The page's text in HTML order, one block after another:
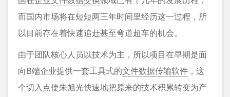
而国内市场将在短短两三年时间里经历这一过程，所
以目前存在着快速追赶甚至弯道超车的机会。
由于团队核心人员以技术为主，所以项目在早期是面
向B端企业提供一套工具式的文件数据传输软件 ，这
个切入点使朱旭光快速地把原来的技术积累转变为产